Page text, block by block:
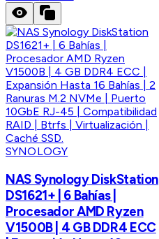
SYNOLOGY
NAS Synology DiskStation
DS1621+ | 6 Bahías |
Procesador AMD Ryzen
V1500B | 4 GB DDR4 ECC